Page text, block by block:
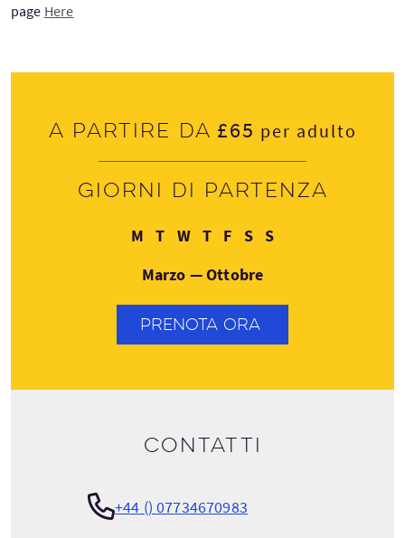
page Here
A partire da £65 per adulto
Giorni di partenza
M Lunedì
TMartedì
WMercoledì
TGiovedì
FVenerdì
SSabato
SDomenica
Marzo — Ottobre
PRENOTA ORA
Contatti
+44 () 07734670983